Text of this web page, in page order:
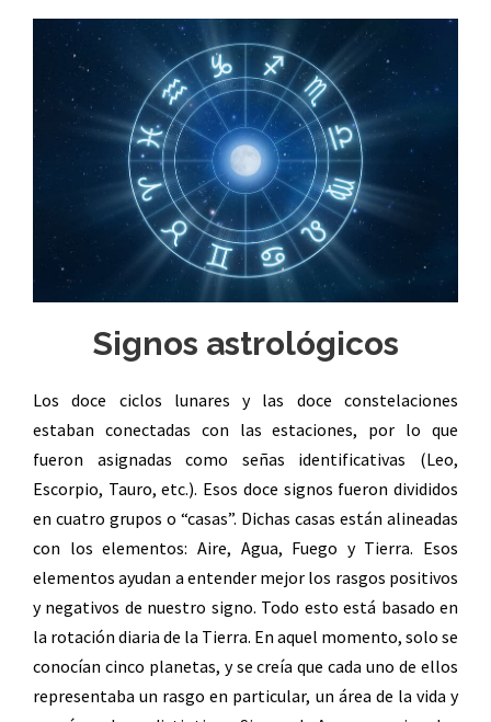
Signos astrológicos
Los doce ciclos lunares y las doce constelaciones
estaban conectadas con las estaciones, por lo que
fueron asignadas como señas identificativas (Leo,
Escorpio, Tauro, etc.). Esos doce signos fueron divididos
en cuatro grupos o “casas”. Dichas casas están alineadas
con los elementos: Aire, Agua, Fuego y Tierra. Esos
elementos ayudan a entender mejor los rasgos positivos
y negativos de nuestro signo. Todo esto está basado en
la rotación diaria de la Tierra. En aquel momento, solo se
conocían cinco planetas, y se creía que cada uno de ellos
representaba un rasgo en particular, un área de la vida y